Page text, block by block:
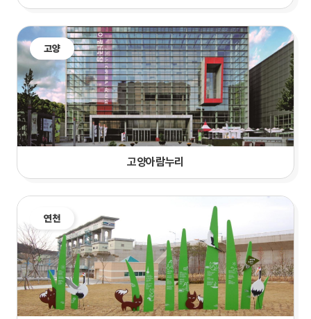
고양
고양아람누리
연천